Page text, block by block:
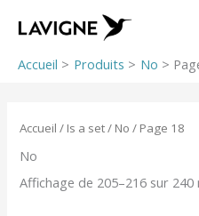
contenu
Accueil Produits No
Accueil / Is a set / No / Page 18
No
Affichage de 205–216 sur